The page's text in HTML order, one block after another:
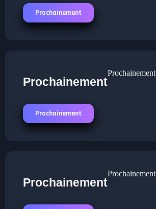
Prochainement
Prochainement
Prochainement
Prochainement
Prochainement
Prochainement